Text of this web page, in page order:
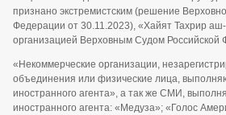
признано экстремистским (решение
Федерации от 30.11.2023), «Хайят Тахрир
организацией Верховным Судом Российской
«Некоммерческие организации,
объединения или физические лица,
иностранного агента», а так же СМИ,
иностранного агента: «Медуза»; «Голос